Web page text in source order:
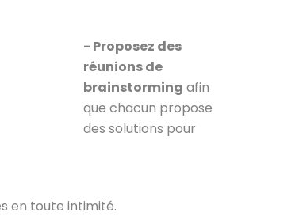
- Proposez des
réunions de
brainstorming afin
que chacun propose
des solutions pour
en toute intimité.